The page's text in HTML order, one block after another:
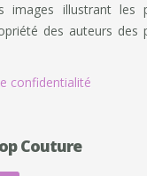
images illustrant les
des auteurs des
confidentialité
Couture